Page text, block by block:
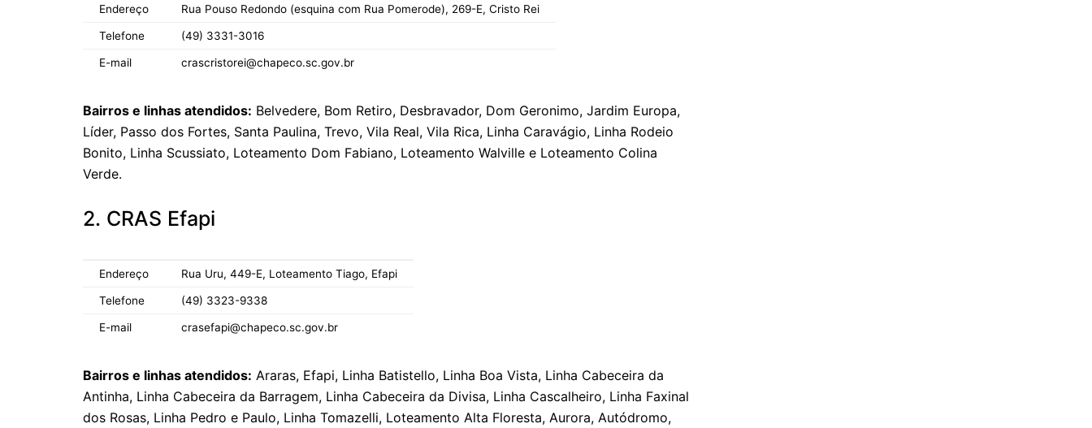
Endereço Rua Pouso Redondo (esquina com Rua Pomerode), 269-E, Cristo Rei
Telefone (49) 3331-3016
E-mail crascristorei@chapeco.sc.gov.br
Bairros e linhas atendidos: Belvedere, Bom Retiro, Desbravador, Dom Geronimo, Jardim Europa,
Líder, Passo dos Fortes, Santa Paulina, Trevo, Vila Real, Vila Rica, Linha Caravágio, Linha Rodeio
Bonito, Linha Scussiato, Loteamento Dom Fabiano, Loteamento Walville e Loteamento Colina
Verde.
2. CRAS Efapi
Endereço Rua Uru, 449-E, Loteamento Tiago, Efapi
Telefone (49) 3323-9338
E-mail crasefapi@chapeco.sc.gov.br
Bairros e linhas atendidos: Araras, Efapi, Linha Batistello, Linha Boa Vista, Linha Cabeceira da
Antinha, Linha Cabeceira da Barragem, Linha Cabeceira da Divisa, Linha Cascalheiro, Linha Faxinal
dos Rosas, Linha Pedro e Paulo, Linha Tomazelli, Loteamento Alta Floresta, Aurora, Autódromo,